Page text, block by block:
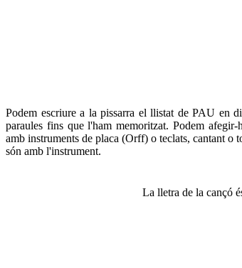
Podem escriure a la pissarra el llistat de PAU en
paraules fins que l'ham memoritzat. Podem
amb instruments de placa (Orff) o teclats, cantant o
són amb l'instrument.
La lletra de la cançó